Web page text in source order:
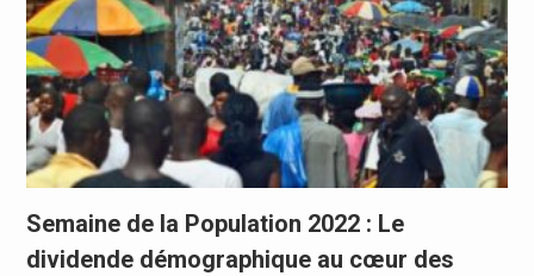
Semaine de la Population 2022 : Le
dividende démographique au cœur des